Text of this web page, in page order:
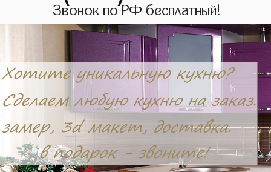
Звонок по РФ бесплатный!